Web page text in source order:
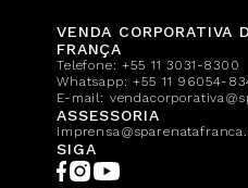
VENDA CORPORATIVA
FRANÇA
Telefone:+55 11 3031-8300
Whatsapp:+55 11 96054-
E-mail:
ASSESSORIA
SIGA